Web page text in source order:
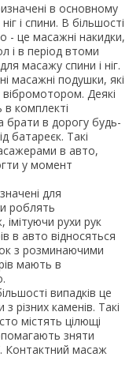
в основному
і спини. В більшості
- це масажні накидки,
і в період втоми
масажу спини і ніг.
масажні подушки, які
Деякі
комплекті
в дорогу будь-
батареєк. Такі
в авто,
у момент
для
роблять
рухи рук
в авто відносяться
з розминаючими
мають в
випадків це
різних каменів. Такі
містять цілющі
зняти
Контактний масаж